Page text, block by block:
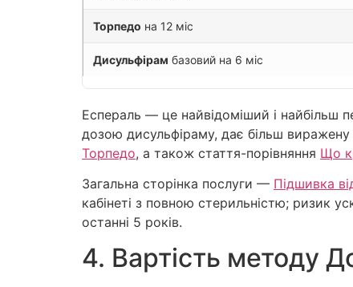
Торпедо на 12 міс
Дисульфірам базовий на 6 міс
Еспераль — це найвідоміший і найбільш
дозою дисульфіраму, дає більш
Торпедо, а також стаття-порівняння Що
Загальна сторінка послуги — Підшивка
кабінеті з повною стерильністю; ризик
останні 5 років.
4. Вартість методу